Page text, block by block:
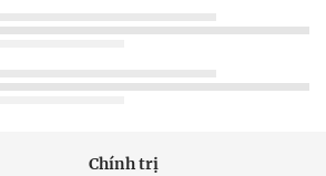
Chính trị